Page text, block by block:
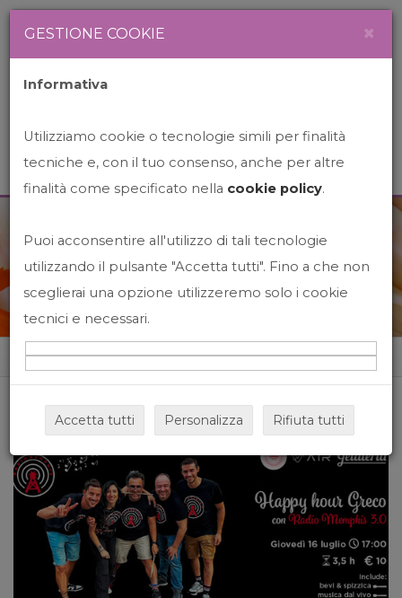
News&Events
Home News&events
GESTIONE COOKIE ×
Informativa
Utilizziamo cookie o tecnologie simili per finalità
tecniche e, con il tuo consenso, anche per altre
finalità come specificato nella cookie policy.
Puoi acconsentire all'utilizzo di tali tecnologie
utilizzando il pulsante "Accetta tutti". Fino a che non
sceglierai una opzione utilizzeremo solo i cookie
tecnici e necessari.
Accetta tutti Personalizza Rifiuta tutti